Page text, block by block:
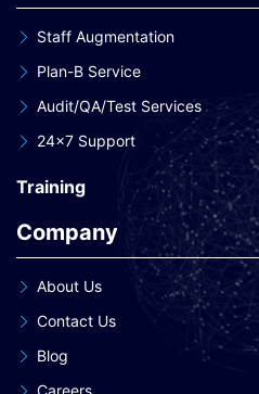
Staff Augmentation
Plan-B Service
Audit/QA/Test Services
24×7 Support
Training
Company
About Us
Contact Us
Blog
Careers